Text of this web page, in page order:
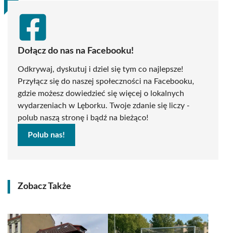
Dołącz do nas na Facebooku!
Odkrywaj, dyskutuj i dziel się tym co najlepsze!
Przyłącz się do naszej społeczności na Facebooku,
gdzie możesz dowiedzieć się więcej o lokalnych
wydarzeniach w Lęborku. Twoje zdanie się liczy -
polub naszą stronę i bądź na bieżąco!
Polub nas!
Zobacz Także